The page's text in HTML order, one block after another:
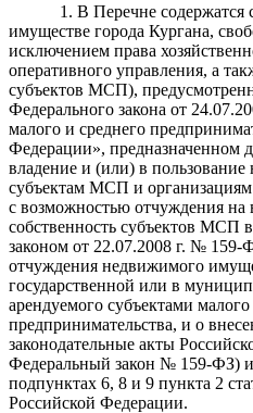
1. В Перечне
имуществе города Кургана,
исключением права
оперативного управления, а
субъектов МСП),
Федерального закона от
малого и среднего
Федерации», предназначенном
владение и (или) в пользование
субъектам МСП и
с возможностью отчуждения на
собственность субъектов МСП
законом от 22.07.2008 г. № 159-
отчуждения недвижимого
государственной или в
арендуемого субъектами
предпринимательства, и о
законодательные акты
Федеральный закон № 159-ФЗ) и
подпунктах 6, 8 и 9 пункта 2
Российской Федерации.